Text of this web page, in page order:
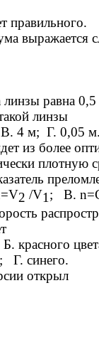
правильного.
выражается
2 Б.
2 Г.
линзы равна
линзы
4 м; Г. 0,05 м.
из более
плотную
2 /V1; В.
красного
Г. синего.
открыл